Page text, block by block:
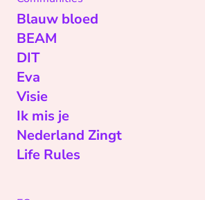
Blauw bloed
BEAM
DIT
Eva
Visie
Ik mis je
Nederland Zingt
Life Rules